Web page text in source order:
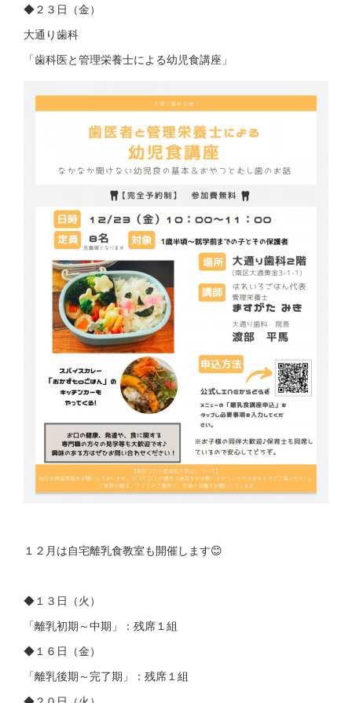
◆２３日（金）
大通り歯科
「歯科医と管理栄養士による幼児食講座」
１２月は自宅離乳食教室も開催します😊
◆１３日（火）
「離乳初期～中期」：残席１組
◆１６日（金）
「離乳後期～完了期」：残席１組